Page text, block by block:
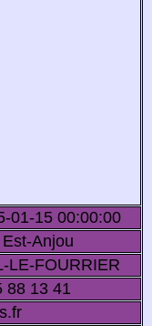
01-15 00:00:00
Anjou
LE-FOURRIER
88 13 41